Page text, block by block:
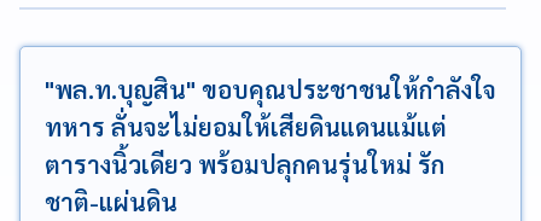
"พล.ท.บุญสิน" ขอบคุณประชาชนให้กำลังใจ
ทหาร ลั่นจะไม่ยอมให้เสียดินแดนแม้แต่
ตารางนิ้วเดียว พร้อมปลุกคนรุ่นใหม่ รัก
ชาติ-แผ่นดิน